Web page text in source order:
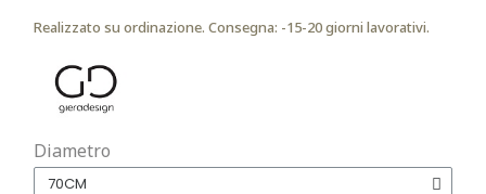
Realizzato su ordinazione. Consegna: -15-20 giorni lavorativi.
Diametro